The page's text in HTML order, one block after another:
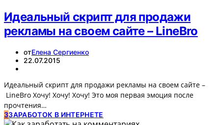
Идеальный скрипт для продажи
рекламы на своем сайте – LineBro
отЕлена Сергиенко
22.07.2015
Идеальный скрипт для продажи рекламы на своем сайте –
LineBro Хочу! Хочу! Хочу! Это моя первая эмоция после
прочтения…
ЗЗАРАБОТОК В ИНТЕРНЕТЕ